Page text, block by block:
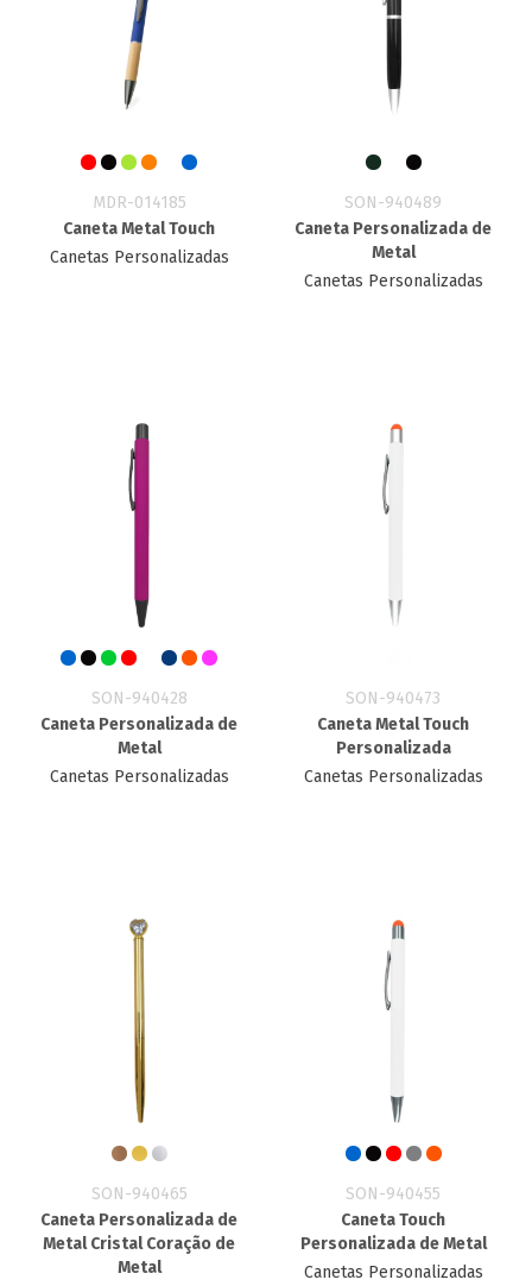
MDR-014185
Caneta Metal Touch
Canetas Personalizadas
SON-940489
Caneta Personalizada de
Metal
Canetas Personalizadas
SON-940428
Caneta Personalizada de
Metal
Canetas Personalizadas
SON-940473
Caneta Metal Touch
Personalizada
Canetas Personalizadas
SON-940465
Caneta Personalizada de
Metal Cristal Coração de
Metal
SON-940455
Caneta Touch
Personalizada de Metal
Canetas Personalizadas